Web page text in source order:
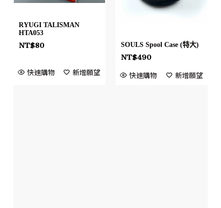
RYUGI TALISMAN
HTA053
NT$80
快速購物 新增願望
SOULS Spool Case (特大)
NT$490
快速購物 新增願望